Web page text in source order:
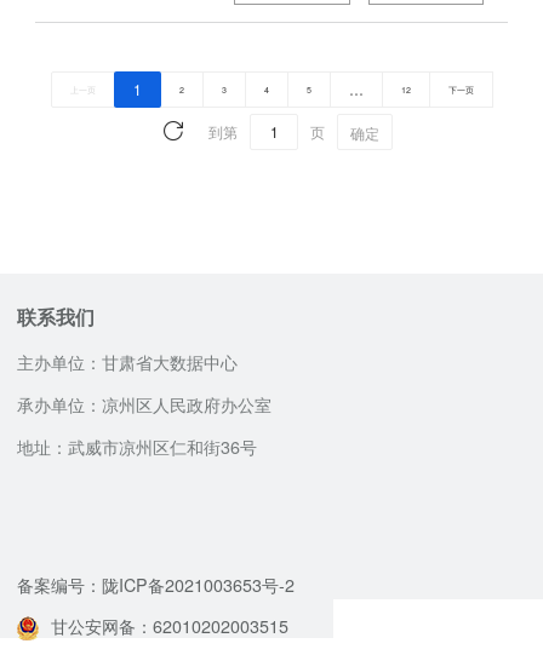
上一页 1 2 3 4 5 … 12 下一页
到第 页 确定
联系我们
主办单位：甘肃省大数据中心
承办单位：凉州区人民政府办公室
地址：武威市凉州区仁和街36号
备案编号：陇ICP备2021003653号-2
甘公安网备：62010202003515